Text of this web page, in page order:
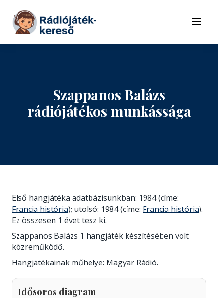
Tovább a tartalomhoz
Menü
Szappanos Balázs
rádiójátékos munkássága
Első hangjátéka adatbázisunkban: 1984 (címe:
Francia história); utolsó: 1984 (címe: Francia história).
Ez összesen 1 évet tesz ki.
Szappanos Balázs 1 hangjáték készítésében volt
közreműködő.
Hangjátékainak műhelye: Magyar Rádió.
Idősoros diagram